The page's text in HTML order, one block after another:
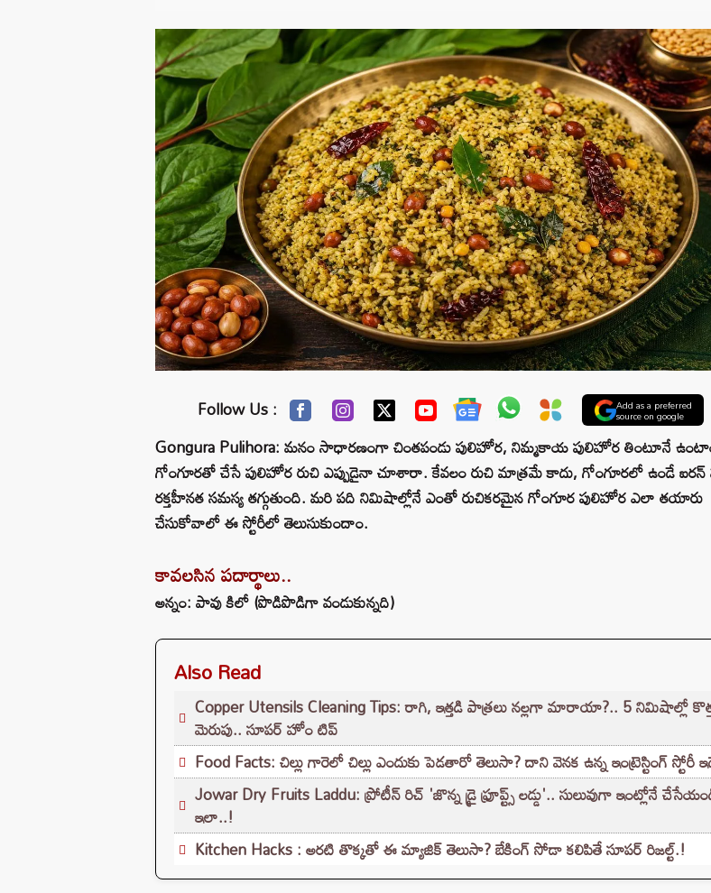
Follow Us : Add as a preferred
source on google
Gongura Pulihora: మనం సాధారణంగా చింతపండు పులిహోర, నిమ్మకాయ పులిహోర తింటూనే
గోంగూరతో చేసే పులిహోర రుచి ఎప్పుడైనా చూశారా. కేవలం రుచి మాత్రమే కాదు, గోంగూరలో ఉండే ఐరన్
రక్తహీనత సమస్య తగ్గుతుంది. మరి పది నిమిషాల్లోనే ఎంతో రుచికరమైన గోంగూర పులిహోర ఎలా తయారు
చేసుకోవాలో ఈ స్టోరీలో తెలుసుకుందాం.
కావలసిన పదార్థాలు..
అన్నం: పావు కిలో (పొడిపొడిగా వండుకున్నది)
Also Read
Copper Utensils Cleaning Tips: రాగి, ఇత్తడి పాత్రలు నల్లగా మారాయా?.. 5 నిమిషాల్లో
మెరుపు.. సూపర్ హోం టిప్
Food Facts: చిల్లు గారెలో చిల్లు ఎందుకు పెడతారో తెలుసా? దాని వెనక ఉన్న ఇంట్రెస్టింగ్ స్టోరీ
Jowar Dry Fruits Laddu: ప్రోటీన్ రిచ్ 'జొన్న డ్రై ఫ్రూప్ట్స్ లడ్డు'.. సులువుగా ఇంట్లోనే
ఇలా..!
Kitchen Hacks : అరటి తొక్కతో ఈ మ్యాజిక్ తెలుసా? బేకింగ్ సోడా కలిపితే సూపర్ రిజల్ట్.!